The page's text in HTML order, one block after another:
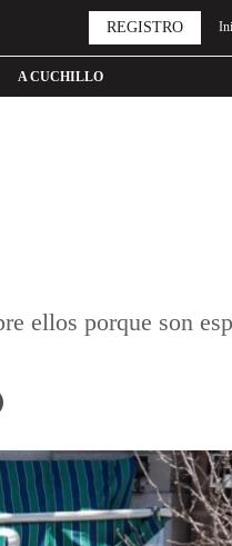
A CUCHILLO
REGISTRO
ellos porque son